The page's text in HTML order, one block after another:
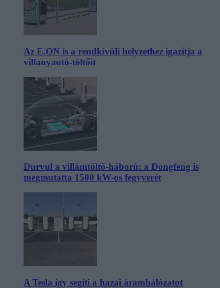
Az E.ON is a rendkívüli helyzethez igazítja a
villanyautó-töltőit
Durvul a villámtöltő-háború: a Dongfeng is
megmutatta 1500 kW-os fegyverét
A Tesla így segíti a hazai áramhálózatot